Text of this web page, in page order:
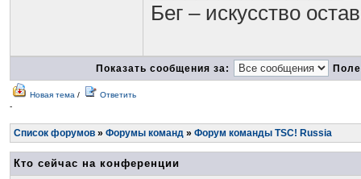
Бег – искусство
Показать сообщения за:
Новая тема /
Ответить
-
Список форумов » Форумы команд » Форум команды TSC! Russia
Кто сейчас на конференции